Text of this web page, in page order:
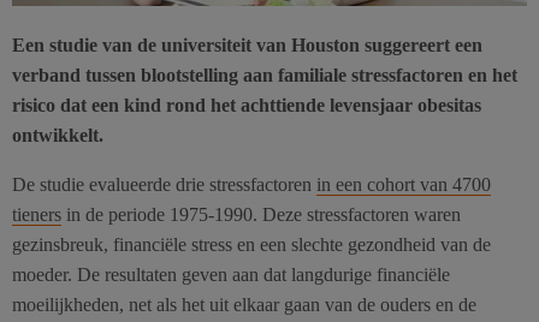
Een studie van de universiteit van Houston suggereert een
verband tussen blootstelling aan familiale stressfactoren en het
risico dat een kind rond het achttiende levensjaar obesitas
ontwikkelt.
De studie evalueerde drie stressfactoren in een cohort van 4700
tieners in de periode 1975-1990. Deze stressfactoren waren
gezinsbreuk, financiële stress en een slechte gezondheid van de
moeder. De resultaten geven aan dat langdurige financiële
moeilijkheden, net als het uit elkaar gaan van de ouders en de